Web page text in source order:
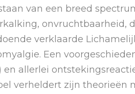
van een breed
onvruchtbaarheid,
verklaarde
Een
en allerlei
verheldert zijn theorieën